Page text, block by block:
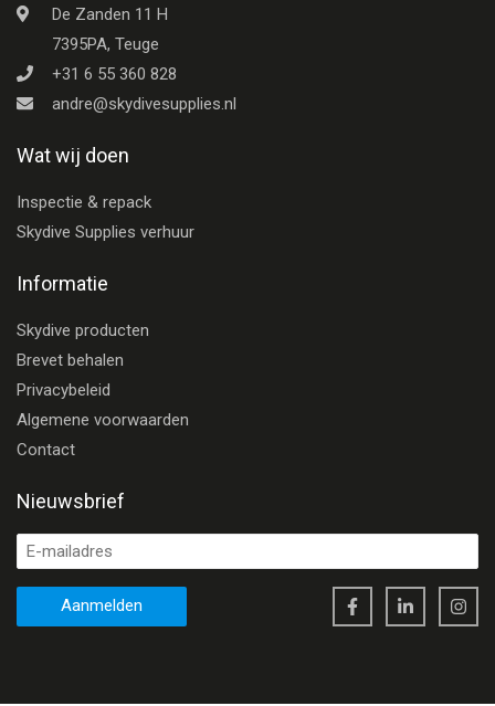
De Zanden 11 H
7395PA, Teuge
+31 6 55 360 828
andre@skydivesupplies.nl
Wat wij doen
Inspectie & repack
Skydive Supplies verhuur
Informatie
Skydive producten
Brevet behalen
Privacybeleid
Algemene voorwaarden
Contact
Nieuwsbrief
Aanmelden